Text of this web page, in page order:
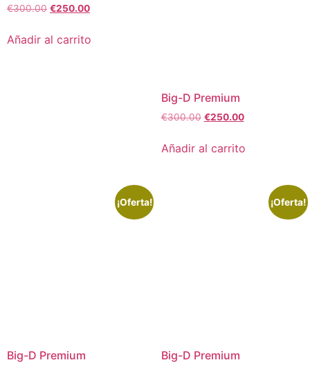
€300.00 €250.00
Añadir al carrito
Big-D Premium
€300.00 €250.00
Añadir al carrito
¡Oferta!
Big-D Premium
¡Oferta!
Big-D Premium